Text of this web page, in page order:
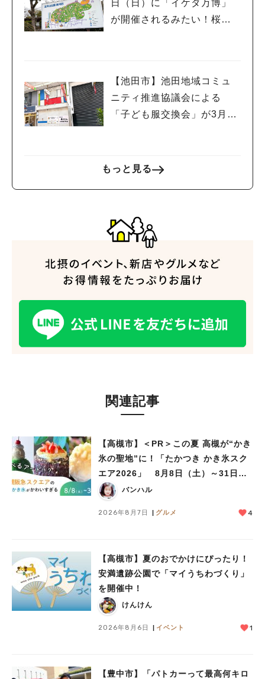
日（日）に「イケダ万博」
が開催されるみたい！桜も
【池田市】池田地域コミュ
ニティ推進協議会による
「子ども服交換会」が3月29
もっと見る
関連記事
【高槻市】＜PR＞この夏 高槻が“かき
氷の聖地”に！「たかつき かき氷スク
エア2026」 8月8日（土）～31日
（月）バンハル
2026年8月7日 グルメ 4
【高槻市】夏のおでかけにぴったり！
安満遺跡公園で「マイうちわづくり」
を開催中！
けんけん
2026年8月6日 イベント 1
【豊中市】「パトカーって最高何キロ
人気のキーワード
#あなたはどっち？